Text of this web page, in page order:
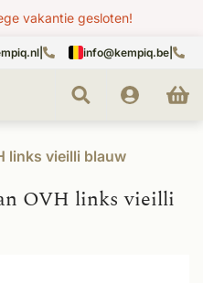
vakantie gesloten!
info@kempiq.be
links vieilli blauw
OVH links vieilli